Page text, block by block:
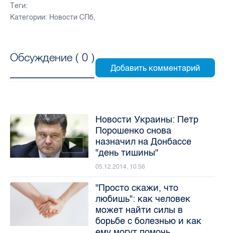
Теги:
Категории: Новости СПб,
Обсуждение ( 0 )
Новости Украины: Петр
Порошенко снова
назначил на Донбассе
"день тишины"
05.12.2014, 10:56
"Просто скажи, что
любишь": как человек
может найти силы в
борьбе с болезнью и как